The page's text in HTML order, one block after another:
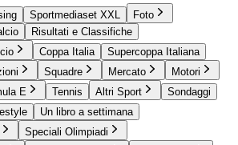
Sportmediaset XXL
Foto
Risultati e Classifiche
Coppa Italia
Supercoppa Italiana
Squadre Mercato
Motori
E Tennis Altri Sport
Sondaggi
Un libro a settimana
Speciali Olimpiadi